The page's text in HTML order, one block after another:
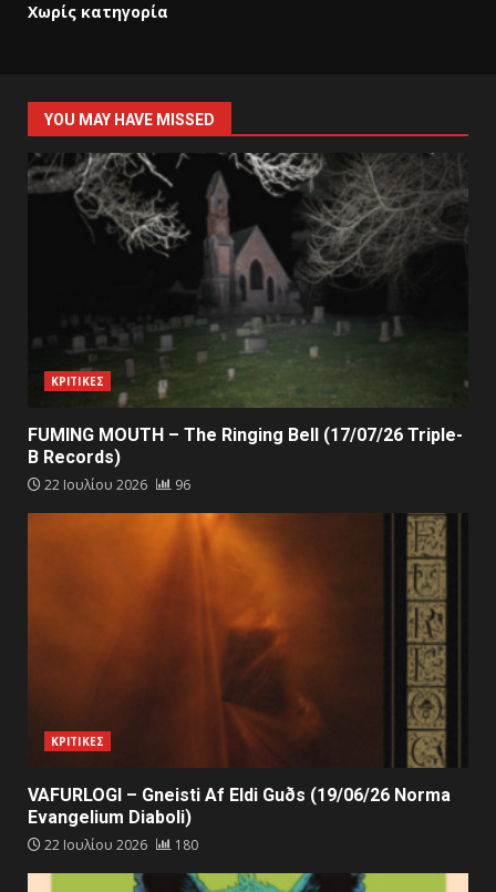
Χωρίς κατηγορία
YOU MAY HAVE MISSED
ΚΡΙΤΙΚΕΣ
FUMING MOUTH – The Ringing Bell (17/07/26 Triple-
B Records)
22 Ιουλίου 2026 96
ΚΡΙΤΙΚΕΣ
VAFURLOGI – Gneisti Af Eldi Guðs (19/06/26 Norma
Evangelium Diaboli)
22 Ιουλίου 2026 180